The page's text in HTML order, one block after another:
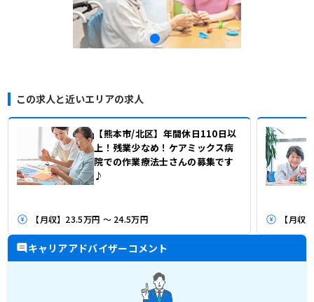
この求人と近いエリアの求人
【熊本市/北区】年間休日110日以
上！残業少なめ！ケアミックス病
院での作業療法士さんの募集です
♪
【月収】23.5万円 ～ 24.5万円 【月収
キャリアアドバイザーコメント